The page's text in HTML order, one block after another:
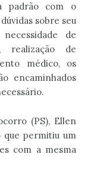
padrão com o
sobre seu
de
realização de
médico, os
encaminhados
(PS), Ellen
que permitiu um
com a mesma